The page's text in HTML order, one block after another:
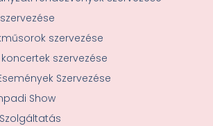
szervezése
szervezése
Szervezése
Show